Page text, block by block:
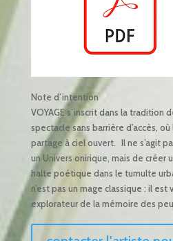
Note d’intention
VOYAGE s’inscrit dans la tradition
spectacle sans barrière d’accès,
partage à ciel ouvert. Il ne s’agit
un Univers onirique, mais de créer
halte poétique dans le tumulte
n’est pas un mage classique : il est
explorateur de la mémoire des